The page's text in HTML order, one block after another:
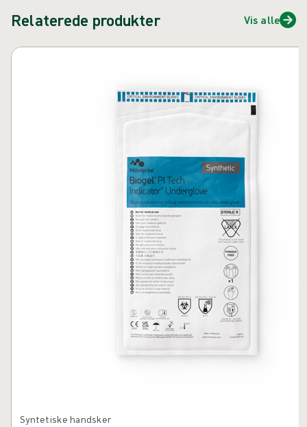
Relaterede produkter Vis alle
Syntetiske handsker